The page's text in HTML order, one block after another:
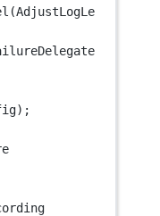
(AdjustLogLe